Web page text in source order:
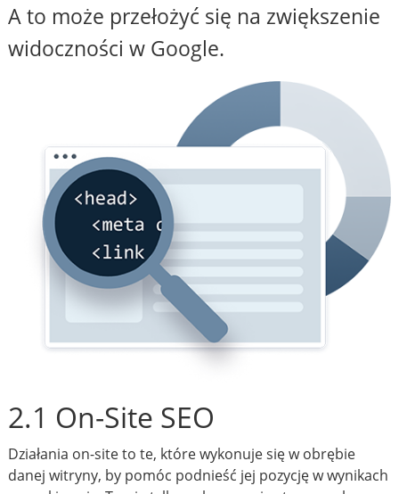
A to może przełożyć się na zwiększenie
widoczności w Google.
2.1 On-Site SEO
Działania on-site to te, które wykonuje się w obrębie
danej witryny, by pomóc podnieść jej pozycję w wynikach